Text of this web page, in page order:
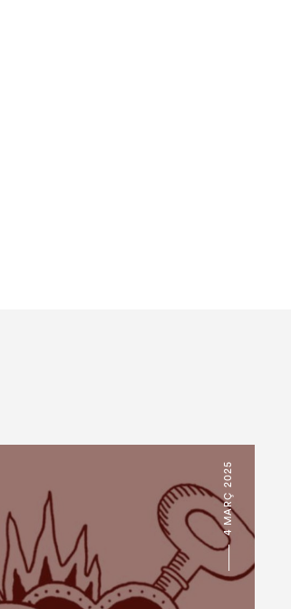
4 MARÇ 2025